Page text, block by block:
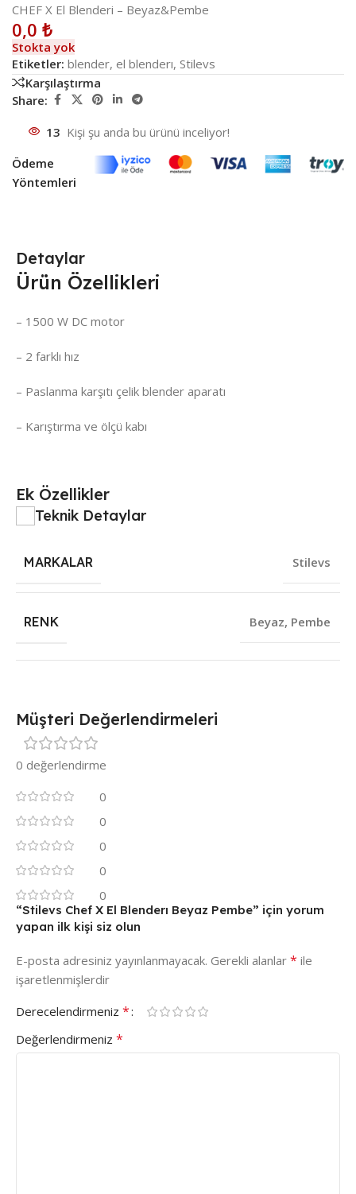
CHEF X El Blenderi – Beyaz&Pembe
0,0 ₺
Stokta yok
Etiketler: blender, el blenderı, Stilevs
Karşılaştırma
Share:
13 Kişi şu anda bu ürünü inceliyor!
Ödeme
Yöntemleri
Detaylar
Ürün Özellikleri
– 1500 W DC motor
– 2 farklı hız
– Paslanma karşıtı çelik blender aparatı
– Karıştırma ve ölçü kabı
Ek Özellikler
Teknik Detaylar
MARKALAR Stilevs
RENK Beyaz, Pembe
Müşteri Değerlendirmeleri
0 değerlendirme
0
0
0
0
0
“Stilevs Chef X El Blenderı Beyaz Pembe” için yorum
yapan ilk kişi siz olun
E-posta adresiniz yayınlanmayacak. Gerekli alanlar * ile
işaretlenmişlerdir
Derecelendirmeniz *
Değerlendirmeniz *